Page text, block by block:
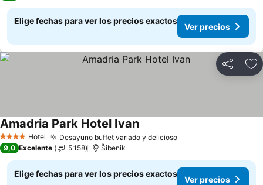
Elige fechas para ver los precios exactos
Ver precios
Compartir
4 EstrellasHotel Desayuno buffet variado y delicioso
Amadria Park Hotel Ivan
9,0 Excelente 5.158 Šibenik
Elige fechas para ver los precios exactos
Ver precios